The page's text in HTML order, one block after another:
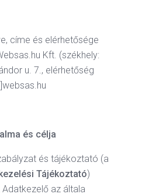
címe és elérhetősége
Kft. (székhely:
u. 7., elérhetőség
és célja
és tájékoztató (a
Tájékoztató)
az általa